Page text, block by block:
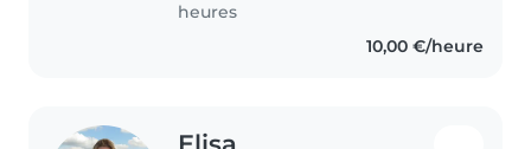
heures
10,00 €/heure